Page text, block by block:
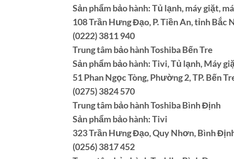
Sản phẩm bảo hành: Tủ lạnh, máy giặt,
108 Trần Hưng Đạo, P. Tiền An, tỉnh Bắc
(0222) 3811 940
Trung tâm bảo hành Toshiba Bến Tre
Sản phẩm bảo hành: Tivi, Tủ lạnh, Máy
51 Phan Ngọc Tòng, Phường 2, TP. Bến
(0275) 3824 570
Trung tâm bảo hành Toshiba Bình Định
Sản phẩm bảo hành: Tivi
323 Trần Hưng Đạo, Quy Nhơn, Bình
(0256) 3817 452